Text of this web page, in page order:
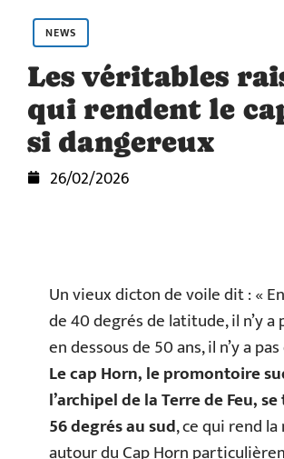
NEWS
Les véritables
qui rendent le
si dangereux
26/02/2026
Un vieux dicton de voile dit : «
de 40 degrés de latitude, il n’y a
en dessous de 50 ans, il n’y a
Le cap Horn, le promontoire
l’archipel de la Terre de Feu,
56 degrés au sud, ce qui rend
autour du Cap Horn